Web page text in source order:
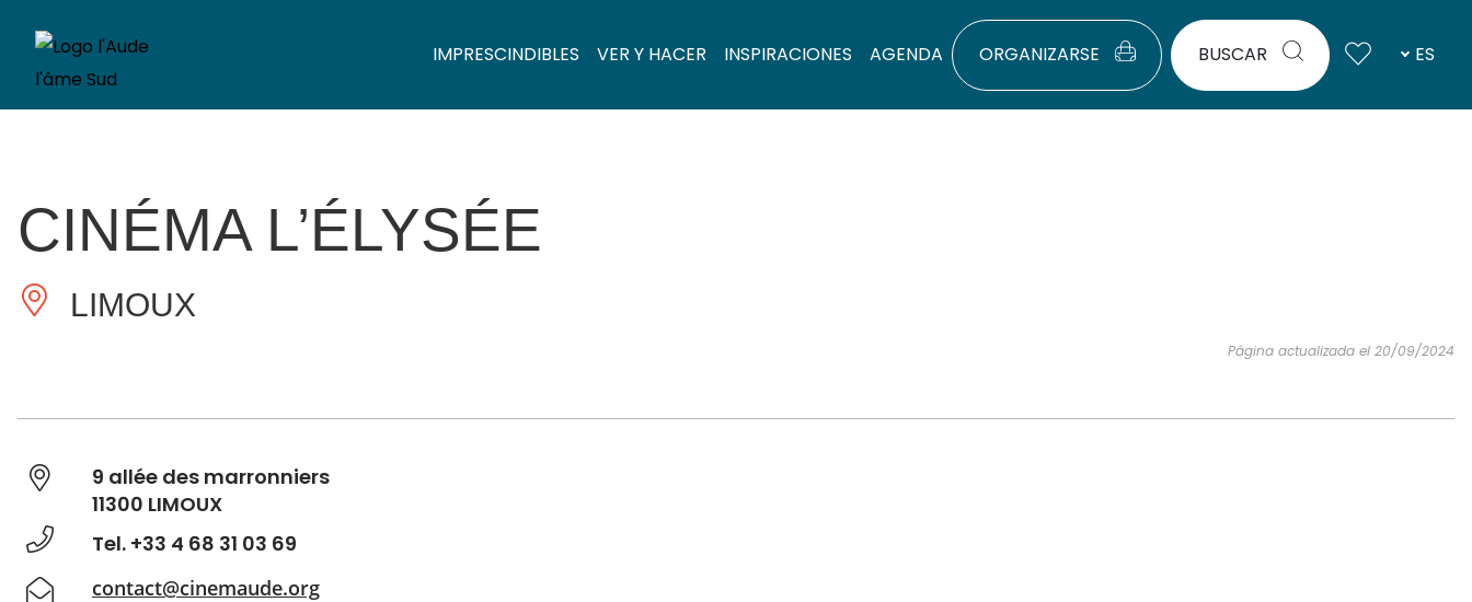
IMPRESCINDIBLES VER Y HACER INSPIRACIONES AGENDA ORGANIZARSE BUSCAR ES
CINÉMA L’ÉLYSÉE
LIMOUX
Página actualizada el 20/09/2024
9 allée des marronniers
11300 LIMOUX
Tel. +33 4 68 31 03 69
contact@cinemaude.org